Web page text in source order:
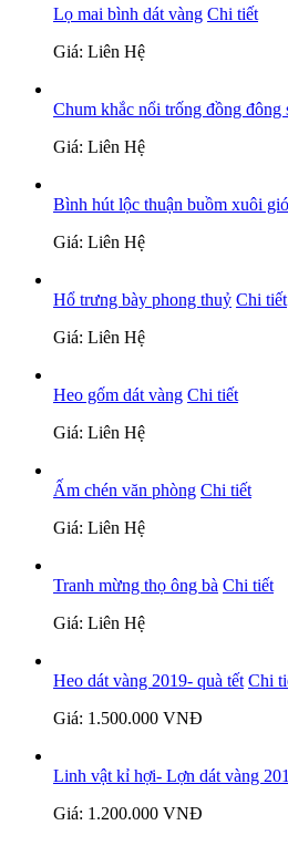
Lọ mai bình dát vàng Chi tiết
Giá: Liên Hệ
Chum khắc nổi trống đồng đông
Giá: Liên Hệ
Bình hút lộc thuận buồm xuôi
Giá: Liên Hệ
Hổ trưng bày phong thuỷ Chi tiết
Giá: Liên Hệ
Heo gốm dát vàng Chi tiết
Giá: Liên Hệ
Ấm chén văn phòng Chi tiết
Giá: Liên Hệ
Tranh mừng thọ ông bà Chi tiết
Giá: Liên Hệ
Heo dát vàng 2019- quà tết Chi
Giá: 1.500.000 VNĐ
Linh vật kỉ hợi- Lợn dát vàng
Giá: 1.200.000 VNĐ